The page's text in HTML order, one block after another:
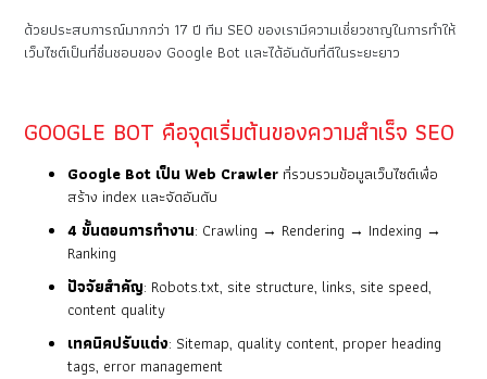
ด้วยประสบการณ์มากกว่า 17 ปี ทีม SEO ของเรามีความเชี่ยวชาญในการทำให้
เว็บไซต์เป็นที่ชื่นชอบของ Google Bot และได้อันดับที่ดีในระยะยาว
GOOGLE BOT คือจุดเริ่มต้นของความสำเร็จ SEO
Google Bot เป็น Web Crawler ที่รวบรวมข้อมูลเว็บไซต์เพื่อ
สร้าง index และจัดอันดับ
4 ขั้นตอนการทำงาน: Crawling → Rendering → Indexing →
Ranking
ปัจจัยสำคัญ: Robots.txt, site structure, links, site speed,
content quality
เทคนิคปรับแต่ง: Sitemap, quality content, proper heading
tags, error management